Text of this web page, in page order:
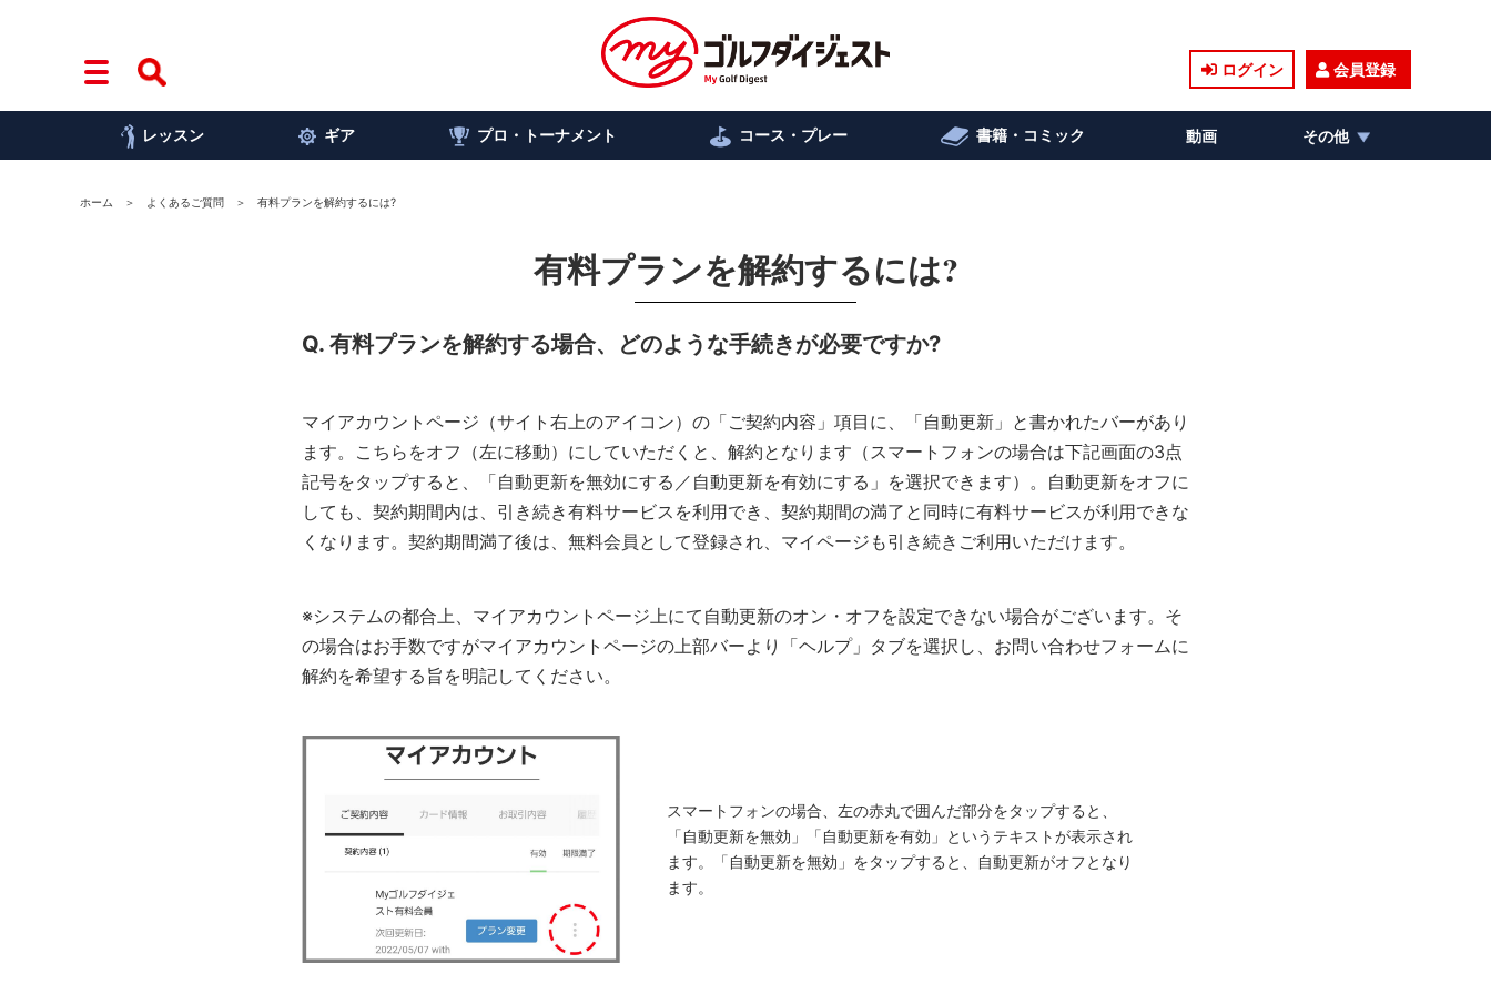
ログイン 会員登録
レッスン ギア プロ・トーナメント コース・プレー 書籍・コミック 動画 その他
ホーム よくあるご質問 有料プランを解約するには?
有料プランを解約するには?
Q. 有料プランを解約する場合、どのような手続きが必要ですか?
マイアカウントページ（サイト右上のアイコン）の「ご契約内容」項目に、「自動更新」と書かれたバーがあり
ます。こちらをオフ（左に移動）にしていただくと、解約となります（スマートフォンの場合は下記画面の3点
記号をタップすると、「自動更新を無効にする／自動更新を有効にする」を選択できます）。自動更新をオフに
しても、契約期間内は、引き続き有料サービスを利用でき、契約期間の満了と同時に有料サービスが利用できな
くなります。契約期間満了後は、無料会員として登録され、マイページも引き続きご利用いただけます。
※システムの都合上、マイアカウントページ上にて自動更新のオン・オフを設定できない場合がございます。そ
の場合はお手数ですがマイアカウントページの上部バーより「ヘルプ」タブを選択し、お問い合わせフォームに
解約を希望する旨を明記してください。
スマートフォンの場合、左の赤丸で囲んだ部分をタップすると、
「自動更新を無効」「自動更新を有効」というテキストが表示され
ます。「自動更新を無効」をタップすると、自動更新がオフとなり
ます。